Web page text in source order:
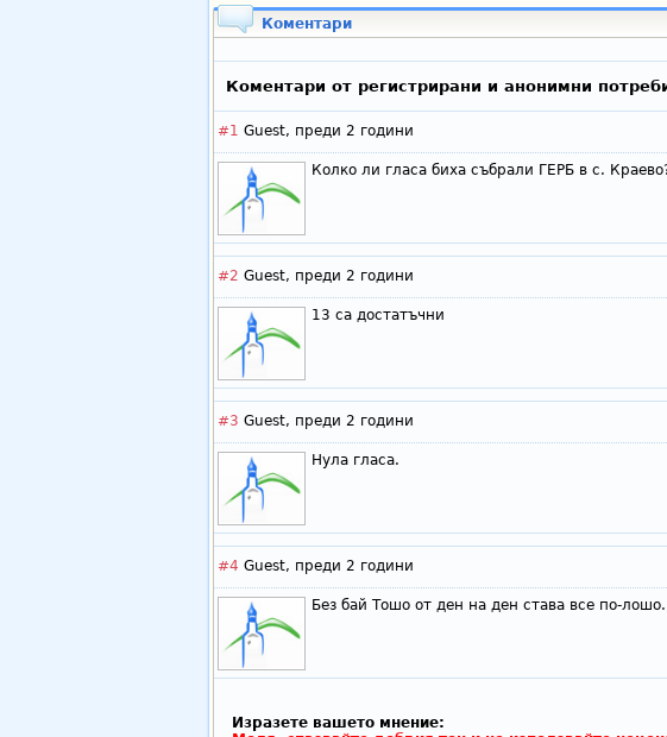
Коментари
Коментари от регистрирани и анонимни
#1 Guest, преди 2 години
Колко ли гласа биха събрали ГЕРБ в с.
#2 Guest, преди 2 години
13 са достатъчни
#3 Guest, преди 2 години
Нула гласа.
#4 Guest, преди 2 години
Без бай Тошо от ден на ден става все по-лошо.
Изразете вашето мнение: